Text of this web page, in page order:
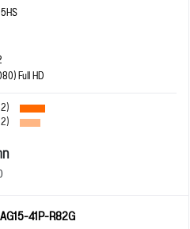
Full HD
41P-R82G